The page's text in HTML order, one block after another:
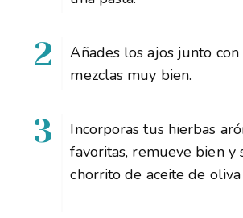
Añades los ajos junto
mezclas muy bien.
Incorporas tus hierbas
favoritas, remueve bien y
chorrito de aceite de